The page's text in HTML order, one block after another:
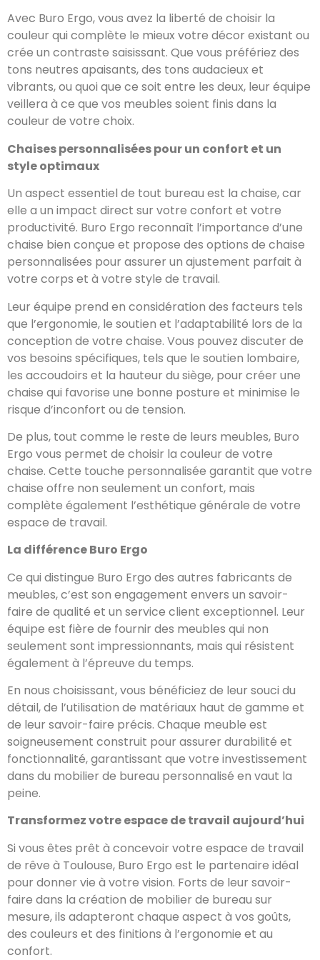
Avec Buro Ergo, vous avez la liberté de choisir la
couleur qui complète le mieux votre décor existant ou
crée un contraste saisissant. Que vous préfériez des
tons neutres apaisants, des tons audacieux et
vibrants, ou quoi que ce soit entre les deux, leur équipe
veillera à ce que vos meubles soient finis dans la
couleur de votre choix.
Chaises personnalisées pour un confort et un
style optimaux
Un aspect essentiel de tout bureau est la chaise, car
elle a un impact direct sur votre confort et votre
productivité. Buro Ergo reconnaît l’importance d’une
chaise bien conçue et propose des options de chaise
personnalisées pour assurer un ajustement parfait à
votre corps et à votre style de travail.
Leur équipe prend en considération des facteurs tels
que l’ergonomie, le soutien et l’adaptabilité lors de la
conception de votre chaise. Vous pouvez discuter de
vos besoins spécifiques, tels que le soutien lombaire,
les accoudoirs et la hauteur du siège, pour créer une
chaise qui favorise une bonne posture et minimise le
risque d’inconfort ou de tension.
De plus, tout comme le reste de leurs meubles, Buro
Ergo vous permet de choisir la couleur de votre
chaise. Cette touche personnalisée garantit que votre
chaise offre non seulement un confort, mais
complète également l’esthétique générale de votre
espace de travail.
La différence Buro Ergo
Ce qui distingue Buro Ergo des autres fabricants de
meubles, c’est son engagement envers un savoir-
faire de qualité et un service client exceptionnel. Leur
équipe est fière de fournir des meubles qui non
seulement sont impressionnants, mais qui résistent
également à l’épreuve du temps.
En nous choisissant, vous bénéficiez de leur souci du
détail, de l’utilisation de matériaux haut de gamme et
de leur savoir-faire précis. Chaque meuble est
soigneusement construit pour assurer durabilité et
fonctionnalité, garantissant que votre investissement
dans du mobilier de bureau personnalisé en vaut la
peine.
Transformez votre espace de travail aujourd’hui
Si vous êtes prêt à concevoir votre espace de travail
de rêve à Toulouse, Buro Ergo est le partenaire idéal
pour donner vie à votre vision. Forts de leur savoir-
faire dans la création de mobilier de bureau sur
mesure, ils adapteront chaque aspect à vos goûts,
des couleurs et des finitions à l’ergonomie et au
confort.